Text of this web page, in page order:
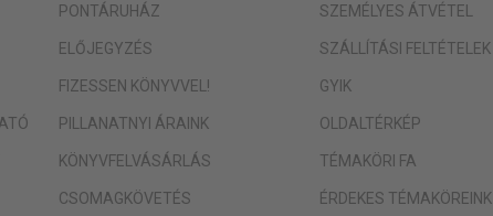
PONTÁRUHÁZ
ELŐJEGYZÉS
FIZESSEN KÖNYVVEL!
PILLANATNYI ÁRAINK
KÖNYVFELVÁSÁRLÁS
CSOMAGKÖVETÉS
SZEMÉLYES ÁTVÉTEL
SZÁLLÍTÁSI FELTÉTELEK
GYIK
OLDALTÉRKÉP
TÉMAKÖRI FA
ÉRDEKES TÉMAKÖREINK